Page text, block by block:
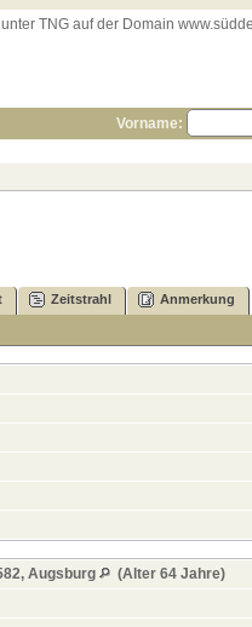
TNG auf der Domain
Vorname:
Zeitstrahl Anmerkung
Augsburg
(Alter 64 Jahre)